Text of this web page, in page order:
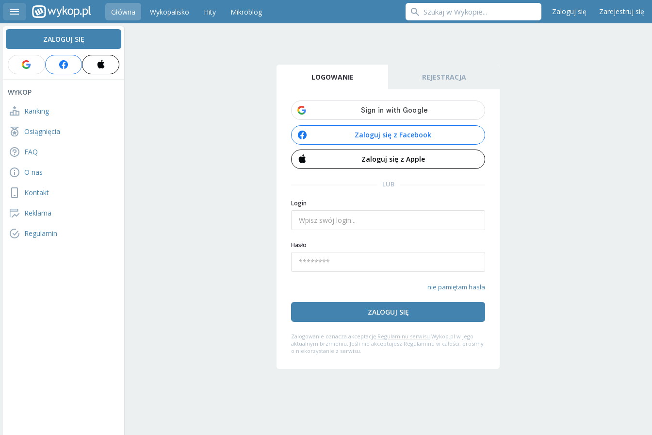
Główna Wykopalisko Hity Mikroblog Zaloguj się Zarejestruj się
ZALOGUJ SIĘ
WYKOP
Ranking
Osiągnięcia
FAQ
O nas
Kontakt
Reklama
Regulamin
LOGOWANIE REJESTRACJA
Zaloguj się z Facebook
Zaloguj się z Apple
LUB
Login
Hasło
nie pamiętam hasła
ZALOGUJ SIĘ
Zalogowanie oznacza akceptację Regulaminu serwisu Wykop.pl w jego
aktualnym brzmieniu. Jeśli nie akceptujesz Regulaminu w całości, prosimy
o niekorzystanie z serwisu.